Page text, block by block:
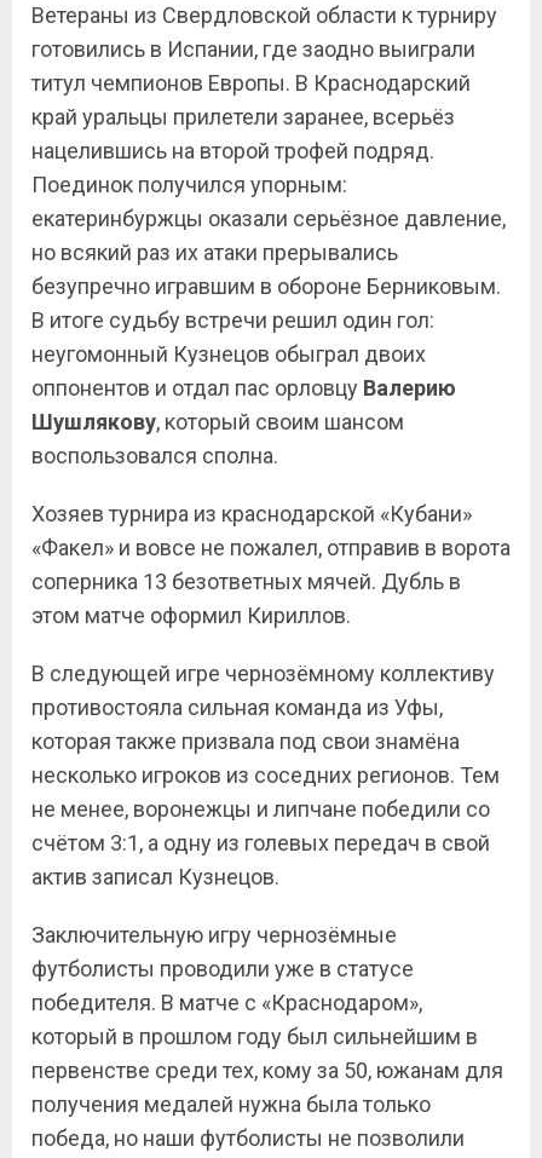
Ветераны из Свердловской области к турниру
готовились в Испании, где заодно выиграли
титул чемпионов Европы. В Краснодарский
край уральцы прилетели заранее, всерьёз
нацелившись на второй трофей подряд.
Поединок получился упорным:
екатеринбуржцы оказали серьёзное давление,
но всякий раз их атаки прерывались
безупречно игравшим в обороне Берниковым.
В итоге судьбу встречи решил один гол:
неугомонный Кузнецов обыграл двоих
оппонентов и отдал пас орловцу Валерию
Шушлякову, который своим шансом
воспользовался сполна.
Хозяев турнира из краснодарской «Кубани»
«Факел» и вовсе не пожалел, отправив в ворота
соперника 13 безответных мячей. Дубль в
этом матче оформил Кириллов.
В следующей игре чернозёмному коллективу
противостояла сильная команда из Уфы,
которая также призвала под свои знамёна
несколько игроков из соседних регионов. Тем
не менее, воронежцы и липчане победили со
счётом 3:1, а одну из голевых передач в свой
актив записал Кузнецов.
Заключительную игру чернозёмные
футболисты проводили уже в статусе
победителя. В матче с «Краснодаром»,
который в прошлом году был сильнейшим в
первенстве среди тех, кому за 50, южанам для
получения медалей нужна была только
победа, но наши футболисты не позволили